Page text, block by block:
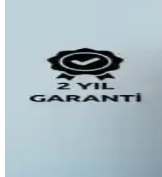
Tripod bahçe merdivenleri, meyve
Bosch Bahçe Bağ Budama
Bosch Bahçe Bağ Budama Makası,
Goldsun Nova 1500W Dış
Goldsun Nova 1500W infrared elektrikli